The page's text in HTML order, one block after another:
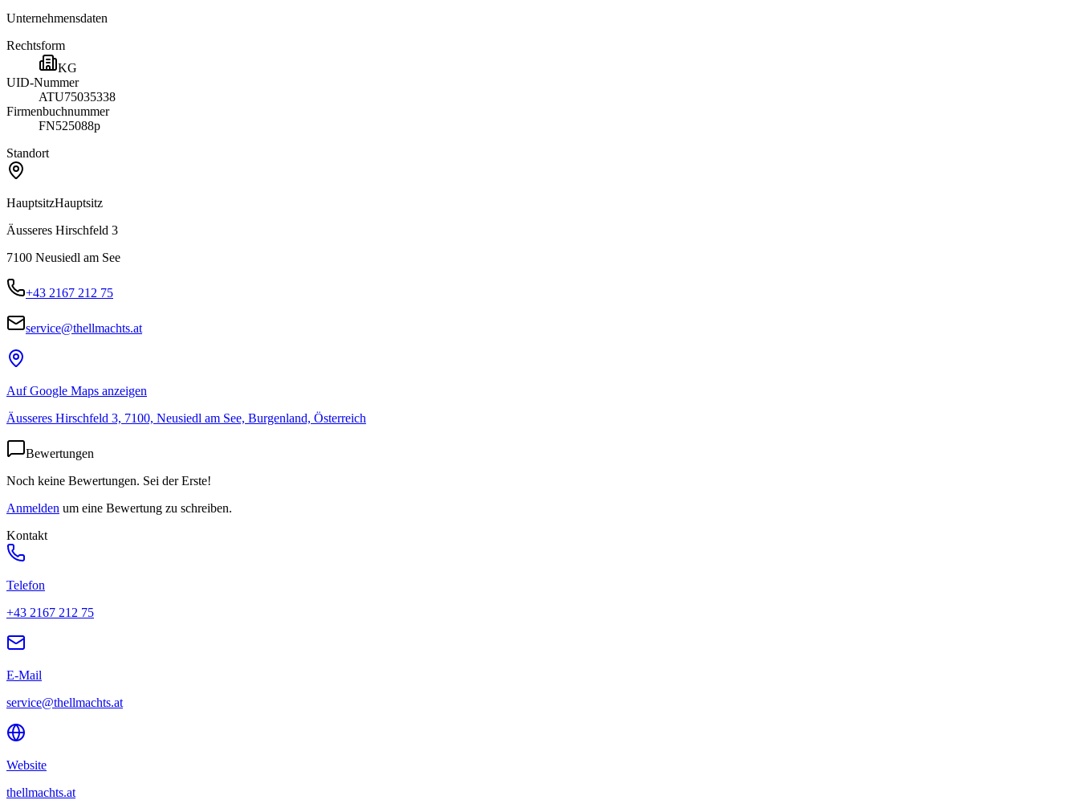
Unternehmensdaten
Rechtsform
KG
UID-Nummer
ATU75035338
Firmenbuchnummer
FN525088p
Standort
HauptsitzHauptsitz
Äusseres Hirschfeld 3
7100 Neusiedl am See
+43 2167 212 75
service@thellmachts.at
Auf Google Maps anzeigen
Äusseres Hirschfeld 3, 7100, Neusiedl am See, Burgenland, Österreich
Bewertungen
Noch keine Bewertungen. Sei der Erste!
Anmelden um eine Bewertung zu schreiben.
Kontakt
Telefon
+43 2167 212 75
E-Mail
service@thellmachts.at
Website
thellmachts.at